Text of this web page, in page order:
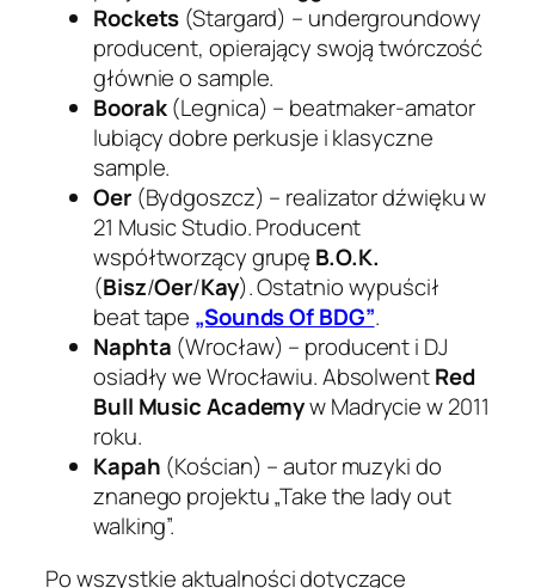
Rockets (Stargard) – undergroundowy
producent, opierający swoją twórczość
głównie o sample.
Boorak(Legnica) – beatmaker-amator
lubiący dobre perkusje i klasyczne
sample.
Oer(Bydgoszcz) – realizator dźwięku w
21 Music Studio. Producent
współtworzący grupę B.O.K.
(Bisz/Oer/Kay). Ostatnio wypuścił
beat tape „Sounds Of BDG”.
Naphta (Wrocław) – producent i DJ
osiadły we Wrocławiu. AbsolwentRed
Bull Music Academyw Madrycie w 2011
roku.
Kapah (Kościan) – autor muzyki do
znanego projektu „Take the lady out
walking”.
Po wszystkie aktualności dotyczące